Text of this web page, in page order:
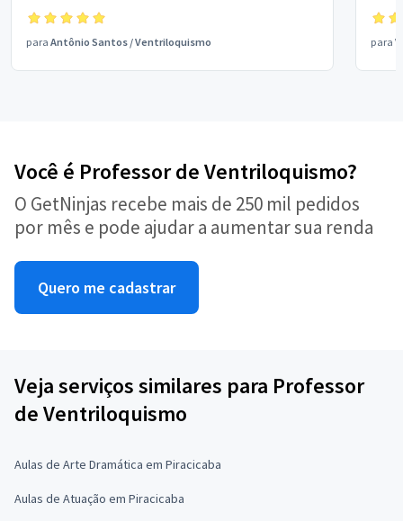
para Antônio Santos /Ventriloquismo para
Você é Professor de Ventriloquismo?
O GetNinjas recebe mais de 250 mil pedidos
por mês e pode ajudar a aumentar sua renda
Quero me cadastrar
Veja serviços similares para Professor
de Ventriloquismo
Aulas de Arte Dramática em Piracicaba
Aulas de Atuação em Piracicaba